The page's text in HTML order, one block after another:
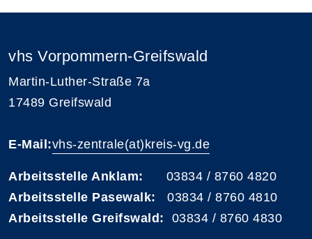
vhs Vorpommern-Greifswald
Martin-Luther-Straße 7a
17489 Greifswald
E-Mail:vhs-zentrale(at)kreis-vg.de
Arbeitsstelle Anklam: 03834 / 8760 4820
Arbeitsstelle Pasewalk: 03834 / 8760 4810
Arbeitsstelle Greifswald: 03834 / 8760 4830